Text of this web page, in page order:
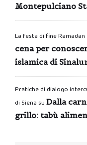
Montepulciano
La festa di fine
cena per
islamica di
Pratiche di dialogo
di Siena su Dalla
grillo: tabù